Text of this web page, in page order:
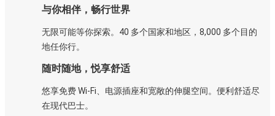
与你相伴，畅行世界
无限可能等你探索。40 多个国家和地区，8,000 多个目的
地任你行。
随时随地，悦享舒适
悠享免费 Wi-Fi、电源插座和宽敞的伸腿空间。便利舒适尽
在现代巴士。